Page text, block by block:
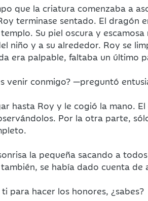
que la criatura comenzaba a
terminase sentado. El dragón
Su piel oscura y
niño y a su alrededor. Roy se
era palpable, faltaba un último
venir conmigo? —preguntó
hasta Roy y le cogió la mano.
Por la otra parte,
la pequeña sacando a
se había dado cuenta de
para hacer los honores, ¿sabes?